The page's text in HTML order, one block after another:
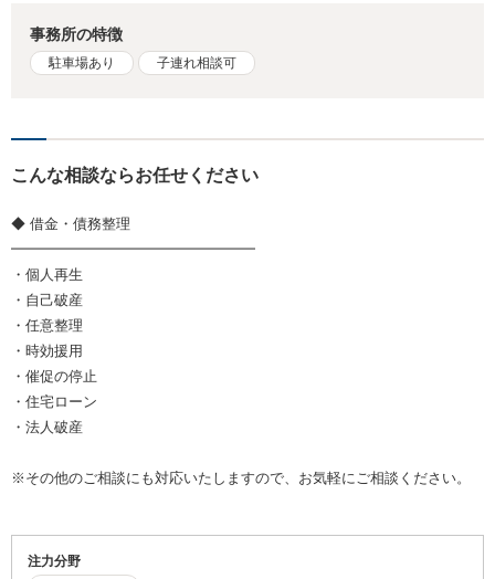
事務所の特徴
駐車場あり 子連れ相談可
こんな相談ならお任せください
◆ 借金・債務整理
━━━━━━━━━━━━━━━━━
・個人再生
・自己破産
・任意整理
・時効援用
・催促の停止
・住宅ローン
・法人破産
※その他のご相談にも対応いたしますので、お気軽にご相談ください。
注力分野